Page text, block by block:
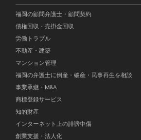
福岡の顧問弁護士・顧問契約
債権回収・売掛金回収
労働トラブル
不動産・建築
マンション管理
福岡の弁護士に倒産・破産・民事再生を相談
事業承継・M&A
商標登録サービス
知的財産
インターネット上の誹謗中傷
創業支援・法人化